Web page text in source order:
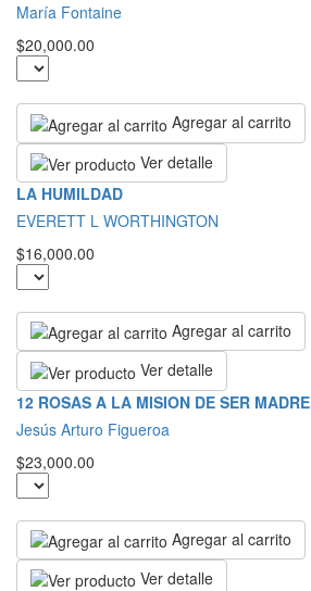
María Fontaine
$20,000.00
Agregar al carrito
Ver detalle
LA HUMILDAD
EVERETT L WORTHINGTON
$16,000.00
Agregar al carrito
Ver detalle
12 ROSAS A LA MISION DE SER MADRE
Jesús Arturo Figueroa
$23,000.00
Agregar al carrito
Ver detalle